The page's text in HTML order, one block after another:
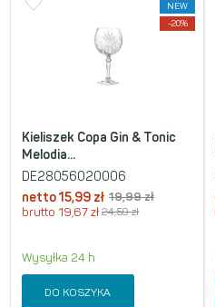
NEW
-20%
Kieliszek Copa Gin & Tonic
Melodia...
DE28056020006
netto15,99 zł 19,99zł
brutto 19,67 zł 24,59zł
Wysyłka 24 h
DO KOSZYKA